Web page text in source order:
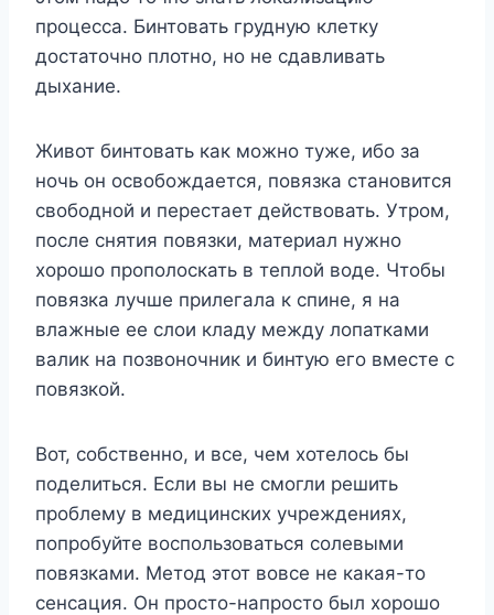
процесса. Бинтовать грудную клетку
достаточно плотно, но не сдавливать
дыхание.
Живот бинтовать как можно туже, ибо за
ночь он освобождается, повязка становится
свободной и перестает действовать. Утром,
после снятия повязки, материал нужно
хорошо прополоскать в теплой воде. Чтобы
повязка лучше прилегала к спине, я на
влажные ее слои кладу между лопатками
валик на позвоночник и бинтую его вместе с
повязкой.
Вот, собственно, и все, чем хотелось бы
поделиться. Если вы не смогли решить
проблему в медицинских учреждениях,
попробуйте воспользоваться солевыми
повязками. Метод этот вовсе не какая-то
сенсация. Он просто-напросто был хорошо